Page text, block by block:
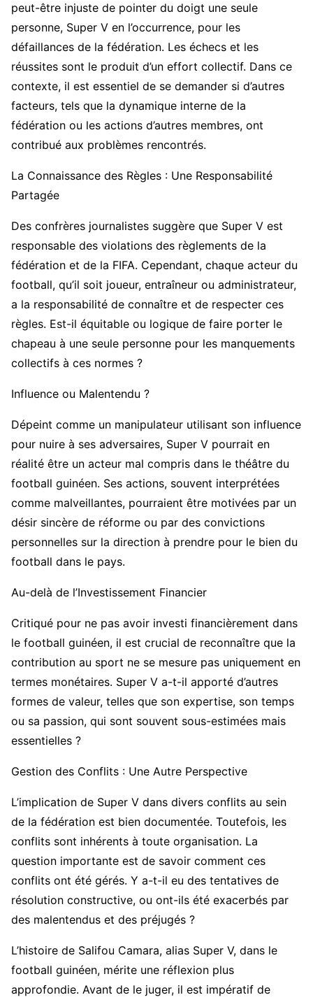
peut-être injuste de pointer du doigt une seule
personne, Super V en l’occurrence, pour les
défaillances de la fédération. Les échecs et les
réussites sont le produit d’un effort collectif. Dans ce
contexte, il est essentiel de se demander si d’autres
facteurs, tels que la dynamique interne de la
fédération ou les actions d’autres membres, ont
contribué aux problèmes rencontrés.
La Connaissance des Règles : Une Responsabilité
Partagée
Des confrères journalistes suggère que Super V est
responsable des violations des règlements de la
fédération et de la FIFA. Cependant, chaque acteur du
football, qu’il soit joueur, entraîneur ou administrateur,
a la responsabilité de connaître et de respecter ces
règles. Est-il équitable ou logique de faire porter le
chapeau à une seule personne pour les manquements
collectifs à ces normes ?
Influence ou Malentendu ?
Dépeint comme un manipulateur utilisant son influence
pour nuire à ses adversaires, Super V pourrait en
réalité être un acteur mal compris dans le théâtre du
football guinéen. Ses actions, souvent interprétées
comme malveillantes, pourraient être motivées par un
désir sincère de réforme ou par des convictions
personnelles sur la direction à prendre pour le bien du
football dans le pays.
Au-delà de l’Investissement Financier
Critiqué pour ne pas avoir investi financièrement dans
le football guinéen, il est crucial de reconnaître que la
contribution au sport ne se mesure pas uniquement en
termes monétaires. Super V a-t-il apporté d’autres
formes de valeur, telles que son expertise, son temps
ou sa passion, qui sont souvent sous-estimées mais
essentielles ?
Gestion des Conflits : Une Autre Perspective
L’implication de Super V dans divers conflits au sein
de la fédération est bien documentée. Toutefois, les
conflits sont inhérents à toute organisation. La
question importante est de savoir comment ces
conflits ont été gérés. Y a-t-il eu des tentatives de
résolution constructive, ou ont-ils été exacerbés par
des malentendus et des préjugés ?
L’histoire de Salifou Camara, alias Super V, dans le
football guinéen, mérite une réflexion plus
approfondie. Avant de le juger, il est impératif de